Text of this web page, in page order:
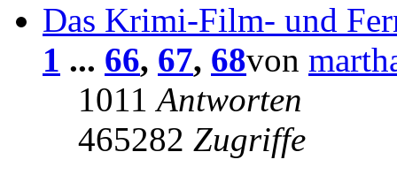
Das Krimi-Film- und
1 ... 66, 67, 68von
1011Antworten
465282 Zugriffe